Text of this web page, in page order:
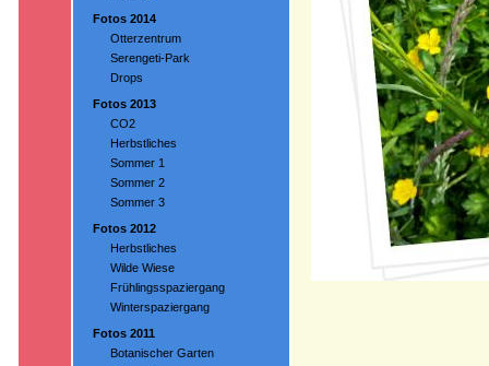
Fotos 2014
Otterzentrum
Serengeti-Park
Drops
Fotos 2013
CO2
Herbstliches
Sommer 1
Sommer 2
Sommer 3
Fotos 2012
Herbstliches
Wilde Wiese
Frühlingsspaziergang
Winterspaziergang
Fotos 2011
Botanischer Garten